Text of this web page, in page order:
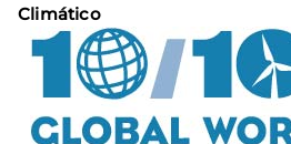
Climático